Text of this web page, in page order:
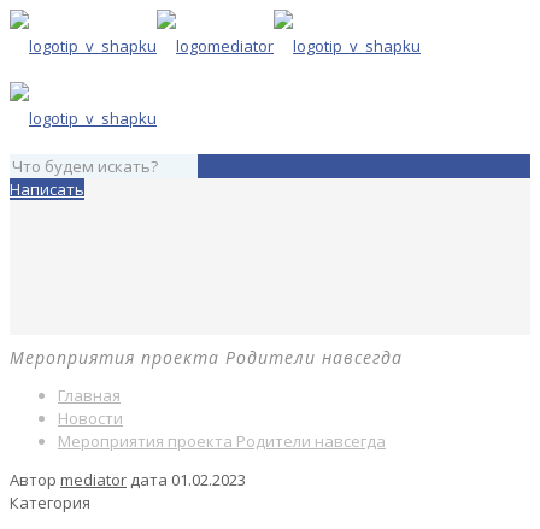
Написать
Мероприятия проекта Родители навсегда
Главная
Новости
Мероприятия проекта Родители навсегда
Автор mediator дата 01.02.2023
Категория